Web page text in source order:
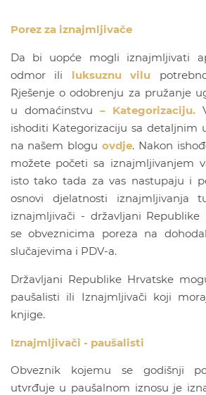
Porez za iznajmljivače
Da bi uopće mogli iznajmljivati
odmor ili luksuznu vilu
Rješenje o odobrenju za pružanje
u domaćinstvu – Kategorizaciju.
ishoditi Kategorizaciju sa detaljnim
na našem blogu ovdje. Nakon
možete početi sa iznajmljivanjem
isto tako tada za vas nastupaju i
osnovi djelatnosti iznajmljivanja
iznajmljivači - državljani Republike
se obveznicima poreza na
slučajevima i PDV-a.
Državljani Republike Hrvatske
paušalisti ili Iznajmljivači koji
knjige.
Iznajmljivači - paušalisti
Obveznik kojemu se godišnji
utvrđuje u paušalnom iznosu je